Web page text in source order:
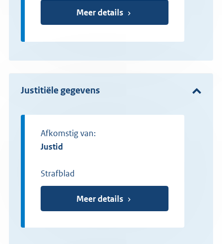
Meer details
Justitiële gegevens
Afkomstig van:
Justid
Strafblad
Meer details